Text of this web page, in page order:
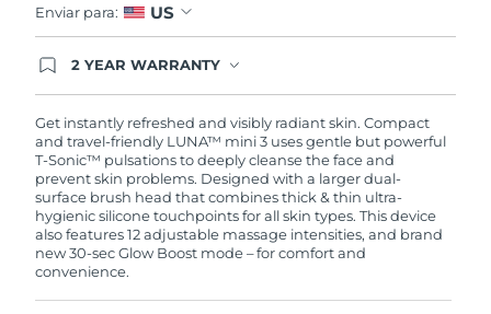
Enviar para: US
2 YEAR WARRANTY
issues within 2-year of purchase, FOREO will
replace your product free of charge.
Get instantly refreshed and visibly radiant skin. Compact
and travel-friendly LUNA™ mini 3 uses gentle but powerful
T-Sonic™ pulsations to deeply cleanse the face and
prevent skin problems. Designed with a larger dual-
surface brush head that combines thick & thin ultra-
hygienic silicone touchpoints for all skin types. This device
also features 12 adjustable massage intensities, and brand
new 30-sec Glow Boost mode – for comfort and
convenience.